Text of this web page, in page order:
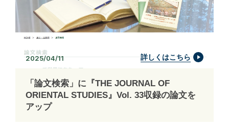
2025/04/11 詳しくはこちら
「論文検索」に『THE JOURNAL OF
ORIENTAL STUDIES』Vol. 33収録の論文を
アップ